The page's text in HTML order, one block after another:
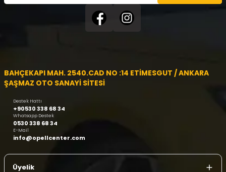
BAHÇEKAPI MAH. 2540.CAD NO :14 ETİMESGUT / ANKARA
ŞAŞMAZ OTO SANAYİ SİTESİ
Destek Hattı
+90530 338 68 34
Whatsapp Destek
0530 338 68 34
E-Mail
info@opellcenter.com
Üyelik